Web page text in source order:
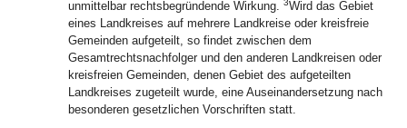
unmittelbar rechtsbegründende Wirkung. 3Wird das Gebiet
eines Landkreises auf mehrere Landkreise oder kreisfreie
Gemeinden aufgeteilt, so findet zwischen dem
Gesamtrechtsnachfolger und den anderen Landkreisen oder
kreisfreien Gemeinden, denen Gebiet des aufgeteilten
Landkreises zugeteilt wurde, eine Auseinandersetzung nach
besonderen gesetzlichen Vorschriften statt.